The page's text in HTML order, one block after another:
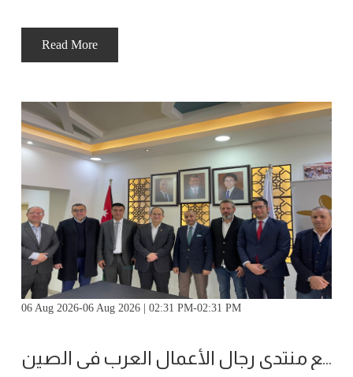
Read More
06 Aug 2026-06 Aug 2026 | 02:31 PM-02:31 PM
ملتقى الأعمال يجتمع مع منتدى رجال الأعمال العرب في الصين